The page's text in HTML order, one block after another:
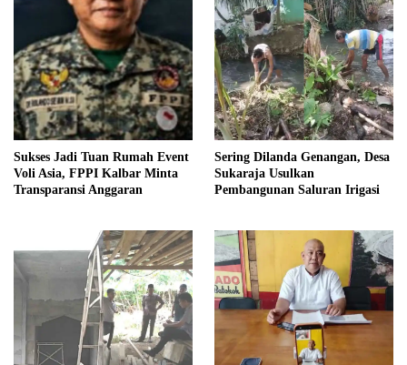
Sukses Jadi Tuan Rumah Event
Voli Asia, FPPI Kalbar Minta
Transparansi Anggaran
Sering Dilanda Genangan, Desa
Sukaraja Usulkan
Pembangunan Saluran Irigasi